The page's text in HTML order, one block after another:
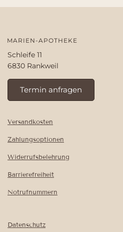
MARIEN-APOTHEKE
Schleife 11
6830 Rankweil
Termin anfragen
Versandkosten
Zahlungsoptionen
Widerrufsbelehrung
Barrierefreiheit
Notrufnummern
Datenschutz